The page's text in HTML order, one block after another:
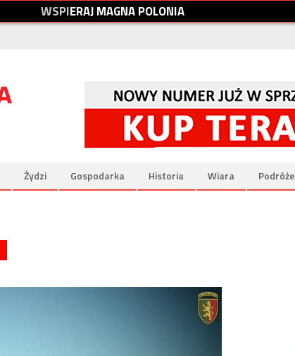
WSPIERAJMAGNAPOLONIA
Żydzi Gospodarka Historia Wiara Podróże